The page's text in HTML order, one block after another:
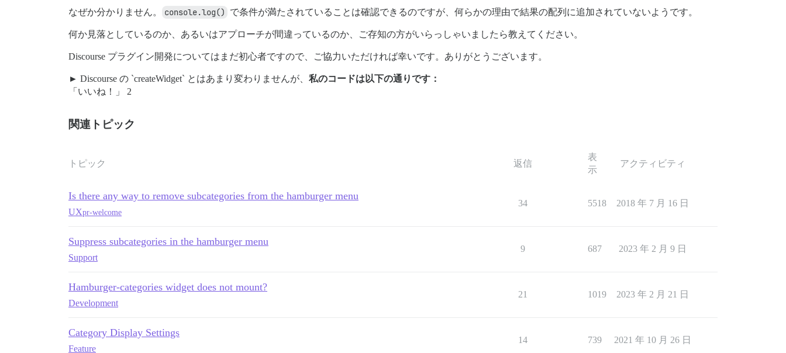
なぜか分かりません。 console.log() で条件が満たされていることは確認できるのですが、何らかの理由で結果の配列に追加されていないようです。
何か見落としているのか、あるいはアプローチが間違っているのか、ご存知の方がいらっしゃいましたら教えてください。
Discourse プラグイン開発についてはまだ初心者ですので、ご協力いただければ幸いです。ありがとうございます。
Discourse の `createWidget` とはあまり変わりませんが、 私のコードは以下の通りです：
「いいね！」 2
関連トピック
トピック 返信
表
示
アクティビティ
Is there any way to remove subcategories from the hamburger menu
UXpr-welcome
34 5518 2018 年 7 月 16 日
Suppress subcategories in the hamburger menu
Support
9 687 2023 年 2 月 9 日
Hamburger-categories widget does not mount?
Development
21 1019 2023 年 2 月 21 日
Category Display Settings
Feature
14 739 2021 年 10 月 26 日